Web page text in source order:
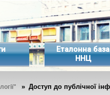
Еталонна база
ННЦ
» Доступ до публічної